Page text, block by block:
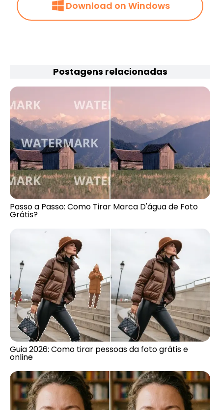
Download on Windows
Postagens relacionadas
Passo a Passo: Como Tirar Marca D'água de Foto
Grátis?
Guia 2026: Como tirar pessoas da foto grátis e
online